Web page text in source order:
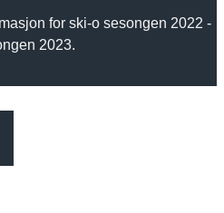
for ski-o sesongen 2022 -
2023.